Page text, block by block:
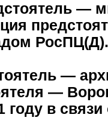
—
РосПЦ(Д).
—
—
году в